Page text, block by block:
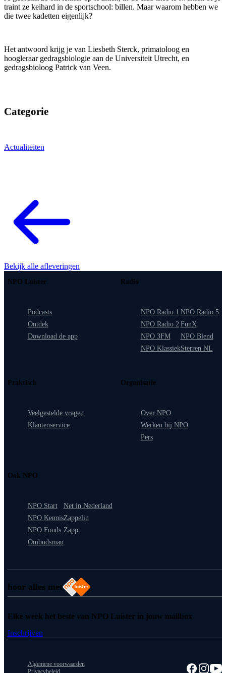
traint ze keihard in de sportschool: billen. Maar waarom hebben we
die twee kadetten eigenlijk?
Het antwoord krijg je van Liesbeth Sterck, primatoloog en
hoogleraar gedragsbiologie aan de Universiteit Utrecht, en
gedragsbioloog Patrick van Veen.
Categorie
Actualiteiten
Bekijk alle afleveringen
hoor alles met
NPO Luister
Podcasts
Ontdek
Download de app
Radio
NPO Radio 1
NPO Radio 2
NPO 3FM
NPO Klassiek
NPO Radio 5
FunX
NPO Blend
Sterren NL
Praktisch
Veelgestelde vragen
Klantenservice
Organisatie
Over NPO
Werken bij NPO
Pers
Ook NPO
NPO Start
NPO Kennis
NPO Fonds
Ombudsman
Net in Nederland
Zappelin
Zapp
Elke week het beste van NPO Luister in jouw mailbox
Inschrijven
Algemene voorwaarden